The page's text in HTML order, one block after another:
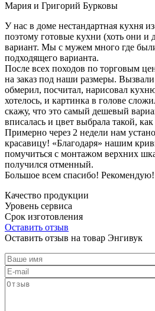
Мария и Григорий Бурковы
У нас в доме нестандартная кухня
поэтому готовые кухни (хоть они
вариант. Мы с мужем много где
подходящего варианта.
После всех походов по торговым
на заказ под наши размеры.
обмерил, посчитал, нарисовал
хотелось, и картинка в голове
скажу, что это самый дешевый
вписалась и цвет выбрала такой,
Примерно через 2 недели нам
красавицу! «Благодаря» нашим
помучиться с монтажом верхних
получился отменный.
Большое всем спасибо! Рекомендую!
Качество продукции
Уровень сервиса
Срок изготовления
Оставить отзыв
Оставить отзыв на товар Энгивук